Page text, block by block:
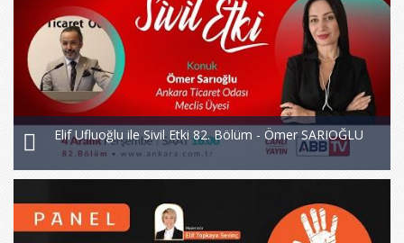
Elif Ufluoğlu ile Sivil Etki 82. Bölüm - Ömer SARIOĞLU